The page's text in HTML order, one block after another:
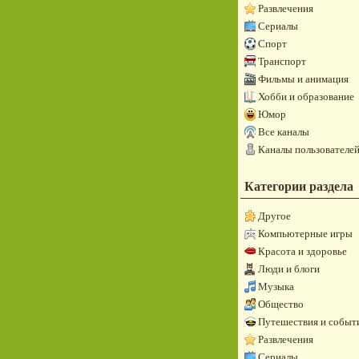
Развлечения
Сериалы
Спорт
Транспорт
Фильмы и анимация
Хобби и образование
Юмор
Все каналы
Каналы пользователей
Категории раздела
Другое
Компьютерные игры
Красота и здоровье
Люди и блоги
Музыка
Общество
Путешествия и
Развлечения